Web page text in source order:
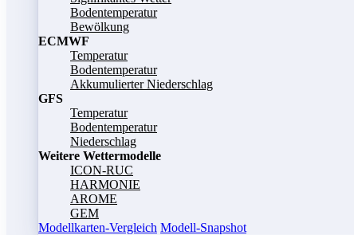
Bodentemperatur
Bewölkung
ECMWF
Temperatur
Bodentemperatur
Akkumulierter Niederschlag
GFS
Temperatur
Bodentemperatur
Niederschlag
Weitere Wettermodelle
ICON-RUC
HARMONIE
AROME
GEM
Modellkarten-Vergleich Modell-Snapshot